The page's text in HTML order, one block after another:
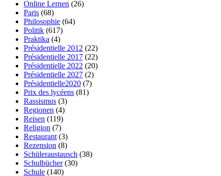
Online Lernen (26)
Paris (68)
Philosophie (64)
Politik (617)
Praktika (4)
Présidentielle 2012 (22)
Présidentielle 2017 (22)
Présidentielle 2022 (20)
Présidentielle 2027 (2)
Présidentielle2020 (7)
Prix des lycéens (81)
Rassismus (3)
Regionen (4)
Reisen (119)
Religion (7)
Restaurant (3)
Rezension (8)
Schüleraustausch (38)
Schulbücher(30)
Schule (140)